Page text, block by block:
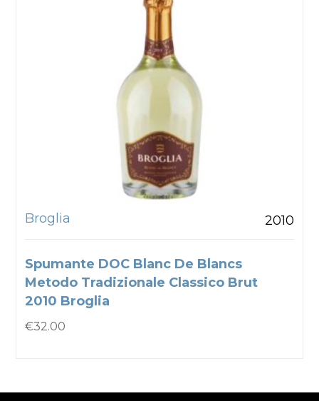
Broglia 2010
Spumante DOC Blanc De Blancs
Metodo Tradizionale Classico Brut
2010 Broglia
€32.00